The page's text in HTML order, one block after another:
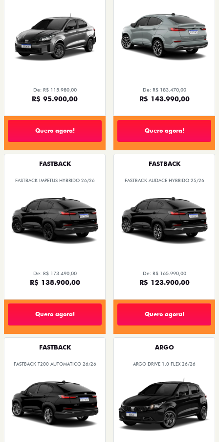
De: R$ 115.980,00
R$ 95.900,00
Quero agora!
De: R$ 183.470,00
R$ 143.990,00
Quero agora!
FASTBACK
FASTBACK IMPETUS HYBRIDO 26/26
De: R$ 173.490,00
R$ 138.900,00
Quero agora!
FASTBACK
FASTBACK AUDACE HYBRIDO 25/26
De: R$ 165.990,00
R$ 123.900,00
Quero agora!
FASTBACK
FASTBACK T200 AUTOMÁTICO 26/26
ARGO
ARGO DRIVE 1.0 FLEX 26/26